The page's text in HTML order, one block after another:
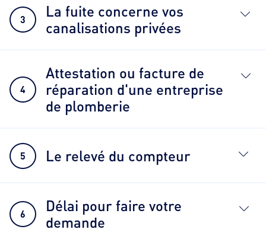
3
La fuite concerne vos
canalisations privées
4
Attestation ou facture de
réparation d'une entreprise
de plomberie
5 Le relevé du compteur
6
Délai pour faire votre
demande